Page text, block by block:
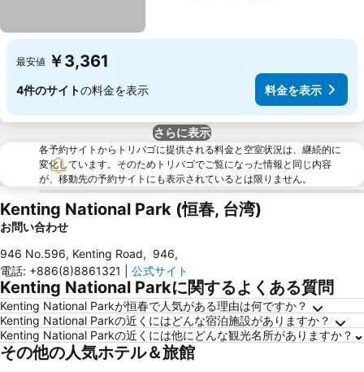
最安値 ￥3,361
4件のサイトの料金を表示 料金を表示
さらに表示
各予約サイトからトリバゴに提供される料金と空室状況は、継続的に
変化しています。そのためトリバゴでご覧になった情報と同じ内容
が、移動先の予約サイトにも表示されているとは限りません。
Kenting National Park (恒春, 台湾)
お問い合わせ
946 No.596, Kenting Road, 946,
電話: +886(8)8861321 公式サイト
Kenting National Parkに関するよくある質問
Kenting National Parkが恒春で人気がある理由は何ですか？
Kenting National Parkの近くにはどんな宿泊施設がありますか？
Kenting National Parkの近くには他にどんな観光名所がありますか？
その他の人気ホテル＆旅館